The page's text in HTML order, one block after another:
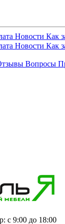
Новости Как
Новости Как
Вопросы
с 9:00 до 18:00